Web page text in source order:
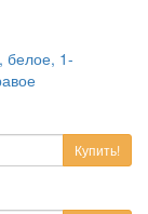
белое, 1-
Купить!